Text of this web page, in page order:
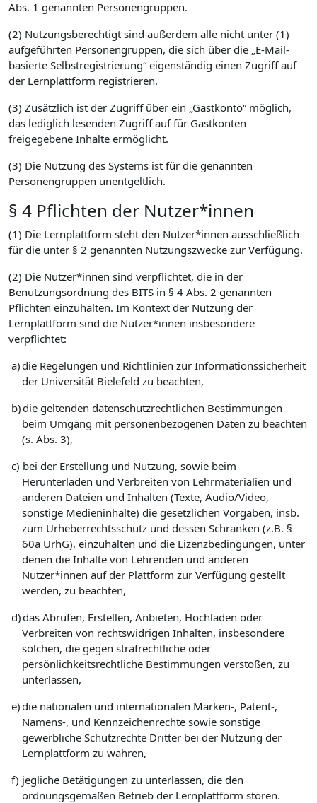
Abs. 1 genannten Personengruppen.
(2) Nutzungsberechtigt sind außerdem alle nicht unter (1)
aufgeführten Personengruppen, die sich über die „E-Mail-
basierte Selbstregistrierung“ eigenständig einen Zugriff auf
der Lernplattform registrieren.
(3) Zusätzlich ist der Zugriff über ein „Gastkonto“ möglich,
das lediglich lesenden Zugriff auf für Gastkonten
freigegebene Inhalte ermöglicht.
(3) Die Nutzung des Systems ist für die genannten
Personengruppen unentgeltlich.
§ 4 Pflichten der Nutzer*innen
(1) Die Lernplattform steht den Nutzer*innen ausschließlich
für die unter § 2 genannten Nutzungszwecke zur Verfügung.
(2) Die Nutzer*innen sind verpflichtet, die in der
Benutzungsordnung des BITS in § 4 Abs. 2 genannten
Pflichten einzuhalten. Im Kontext der Nutzung der
Lernplattform sind die Nutzer*innen insbesondere
verpflichtet:
a)die Regelungen und Richtlinien zur Informationssicherheit
der Universität Bielefeld zu beachten,
b)die geltenden datenschutzrechtlichen Bestimmungen
beim Umgang mit personenbezogenen Daten zu beachten
(s. Abs. 3),
c) bei der Erstellung und Nutzung, sowie beim
Herunterladen und Verbreiten von Lehrmaterialien und
anderen Dateien und Inhalten (Texte, Audio/Video,
sonstige Medieninhalte) die gesetzlichen Vorgaben, insb.
zum Urheberrechtsschutz und dessen Schranken (z.B. §
60a UrhG), einzuhalten und die Lizenzbedingungen, unter
denen die Inhalte von Lehrenden und anderen
Nutzer*innen auf der Plattform zur Verfügung gestellt
werden, zu beachten,
d)das Abrufen, Erstellen, Anbieten, Hochladen oder
Verbreiten von rechtswidrigen Inhalten, insbesondere
solchen, die gegen strafrechtliche oder
persönlichkeitsrechtliche Bestimmungen verstoßen, zu
unterlassen,
e)die nationalen und internationalen Marken-, Patent-,
Namens-, und Kennzeichenrechte sowie sonstige
gewerbliche Schutzrechte Dritter bei der Nutzung der
Lernplattform zu wahren,
f) jegliche Betätigungen zu unterlassen, die den
ordnungsgemäßen Betrieb der Lernplattform stören.